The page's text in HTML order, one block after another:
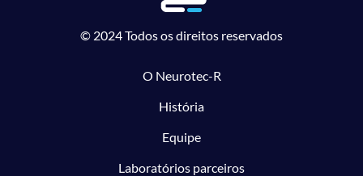
© 2024 Todos os direitos reservados
O Neurotec-R
História
Equipe
Laboratórios parceiros